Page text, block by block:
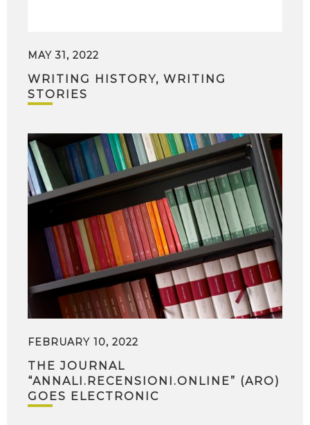
MAY 31, 2022
WRITING HISTORY, WRITING
STORIES
FEBRUARY 10, 2022
THE JOURNAL
“ANNALI.RECENSIONI.ONLINE” (ARO)
GOES ELECTRONIC